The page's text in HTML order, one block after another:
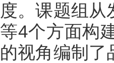
度。课题组
等4个方面构
的视角编制了